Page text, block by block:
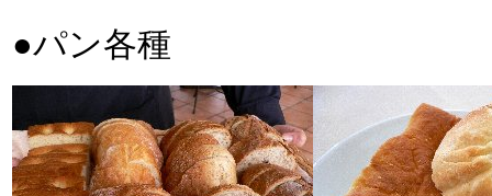
●パン各種